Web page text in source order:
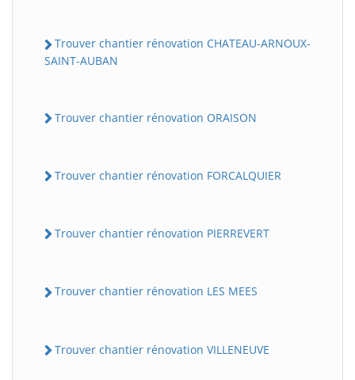
Trouver chantier rénovation CHATEAU-ARNOUX-
SAINT-AUBAN
Trouver chantier rénovation ORAISON
Trouver chantier rénovation FORCALQUIER
Trouver chantier rénovation PIERREVERT
Trouver chantier rénovation LES MEES
Trouver chantier rénovation VILLENEUVE